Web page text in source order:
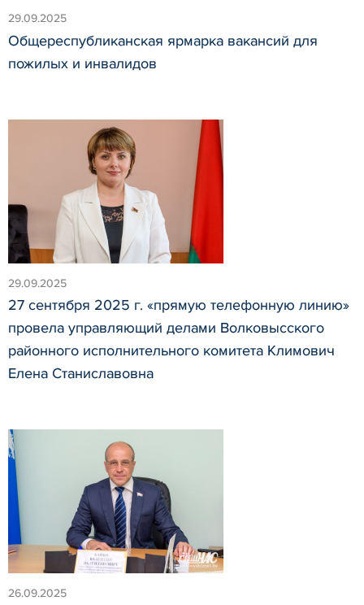
29.09.2025
Общереспубликанская ярмарка вакансий для
пожилых и инвалидов
29.09.2025
27 сентября 2025 г. «прямую телефонную линию»
провела управляющий делами Волковысского
районного исполнительного комитета Климович
Елена Станиславовна
26.09.2025